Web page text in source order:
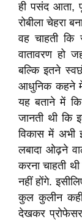
ही पसंद आता,
रोबीला चेहरा
वह चाहती
वातावरण हो
बल्कि इतने
आधुनिक कहने में
यह बताने में
जानती थी कि
विकास में अभी
लबादा ओढ़ने
करना चाहती
नहीं होंगे.
कुल कुलीन
देखकर प्रोफेसर